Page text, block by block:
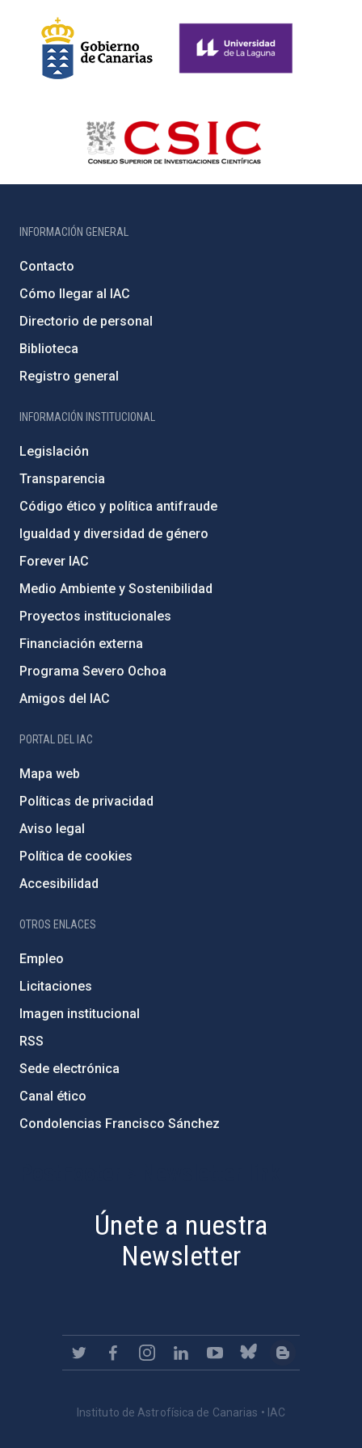
INFORMACIÓN GENERAL
Contacto
Cómo llegar al IAC
Directorio de personal
Biblioteca
Registro general
INFORMACIÓN INSTITUCIONAL
Legislación
Transparencia
Código ético y política antifraude
Igualdad y diversidad de género
Forever IAC
Medio Ambiente y Sostenibilidad
Proyectos institucionales
Financiación externa
Programa Severo Ochoa
Amigos del IAC
PORTAL DEL IAC
Mapa web
Políticas de privacidad
Aviso legal
Política de cookies
Accesibilidad
OTROS ENLACES
Empleo
Licitaciones
Imagen institucional
RSS
Sede electrónica
Canal ético
Condolencias Francisco Sánchez
Únete a nuestra
Newsletter
Instituto de Astrofísica de Canarias • IAC